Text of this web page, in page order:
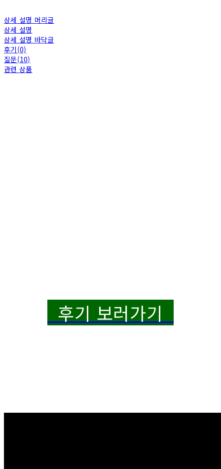
상세 설명 머리글
상세 설명
상세 설명 바닥글
후기(0)
질문(10)
관련 상품
후기 보러가기